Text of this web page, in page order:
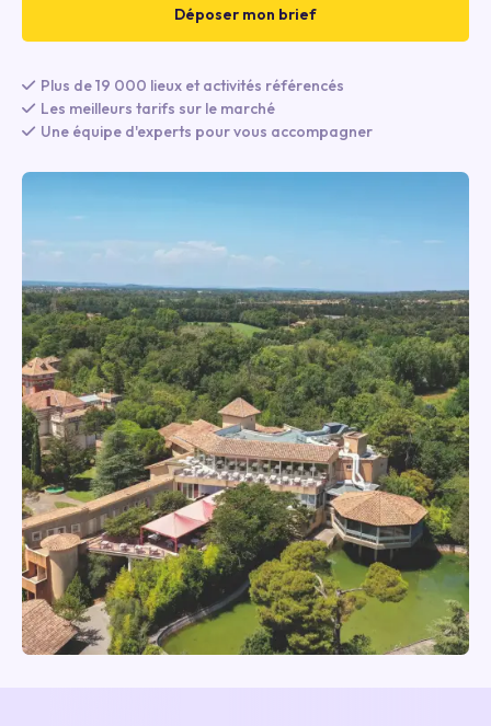
Déposer mon brief
Plus de 19 000 lieux et activités référencés
Les meilleurs tarifs sur le marché
Une équipe d'experts pour vous accompagner